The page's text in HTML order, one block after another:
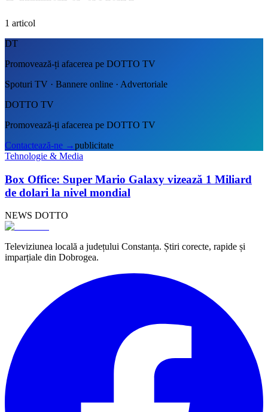
1 articol
DT
Promovează-ți afacerea pe DOTTO TV
Spoturi TV · Bannere online · Advertoriale
DOTTO TV
Promovează-ți afacerea pe DOTTO TV
Contactează-ne →publicitate
Tehnologie & Media
Box Office: Super Mario Galaxy vizează 1 Miliard
de dolari la nivel mondial
NEWS DOTTO
Televiziunea locală a județului Constanța. Știri corecte, rapide și
imparțiale din Dobrogea.